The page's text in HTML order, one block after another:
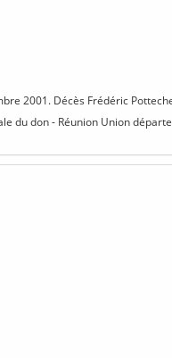
2001. Décès Frédéric
du don - Réunion Union